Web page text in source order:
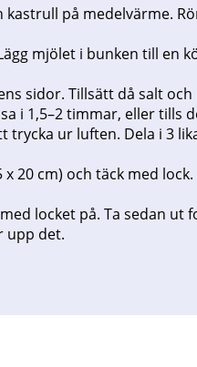
på medelvärme.
mjölet i bunken till en
sidor. Tillsätt då salt
i 1,5–2 timmar, eller tills
ur luften. Dela i 3
20 cm) och täck med
locket på. Ta sedan
upp det.